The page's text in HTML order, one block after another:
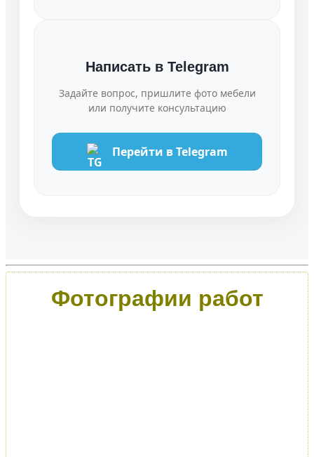
Написать в Telegram
Задайте вопрос, пришлите фото мебели
или получите консультацию
Перейти в Telegram
Фотографии работ